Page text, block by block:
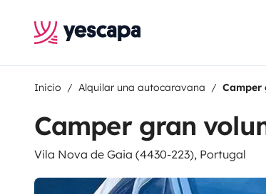
Inicio Alquilar una autocaravana Camper
Camper gran
Vila Nova de Gaia (4430-223), Portugal